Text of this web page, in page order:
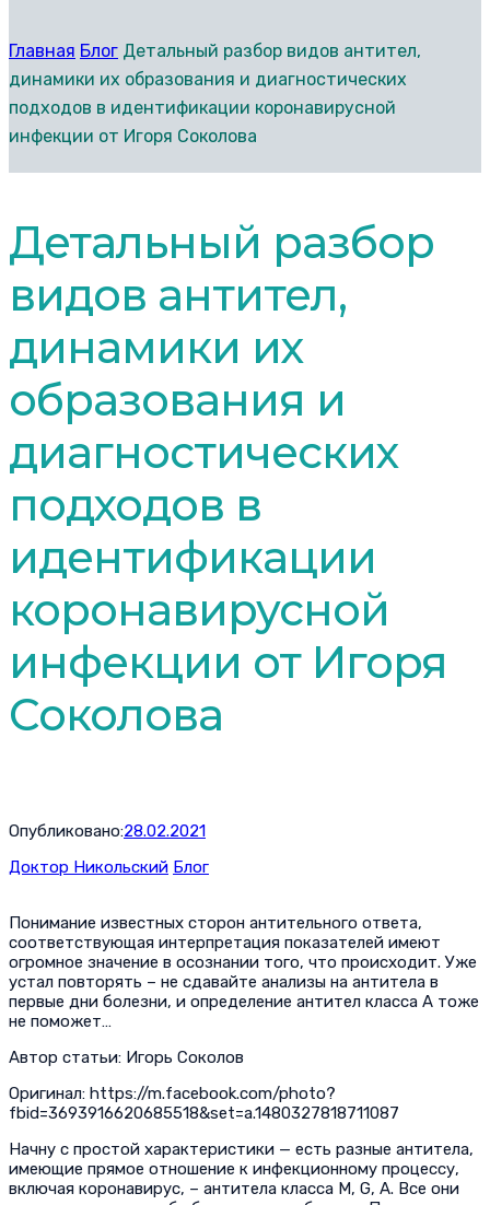
Главная Блог Детальный разбор видов антител,
динамики их образования и диагностических
подходов в идентификации коронавирусной
инфекции от Игоря Соколова
Детальный разбор
видов антител,
динамики их
образования и
диагностических
подходов в
идентификации
коронавирусной
инфекции от Игоря
Соколова
Опубликовано:28.02.2021
Доктор Никольский Блог
Понимание известных сторон антительного ответа,
соответствующая интерпретация показателей имеют
огромное значение в осознании того, что происходит. Уже
устал повторять – не сдавайте анализы на антитела в
первые дни болезни, и определение антител класса А тоже
не поможет…
Автор статьи: Игорь Соколов
Оригинал: https://m.facebook.com/photo?
fbid=3693916620685518&set=a.1480327818711087
Начну с простой характеристики — есть разные антитела,
имеющие прямое отношение к инфекционному процессу,
включая коронавирус, – антитела класса M, G, A. Все они